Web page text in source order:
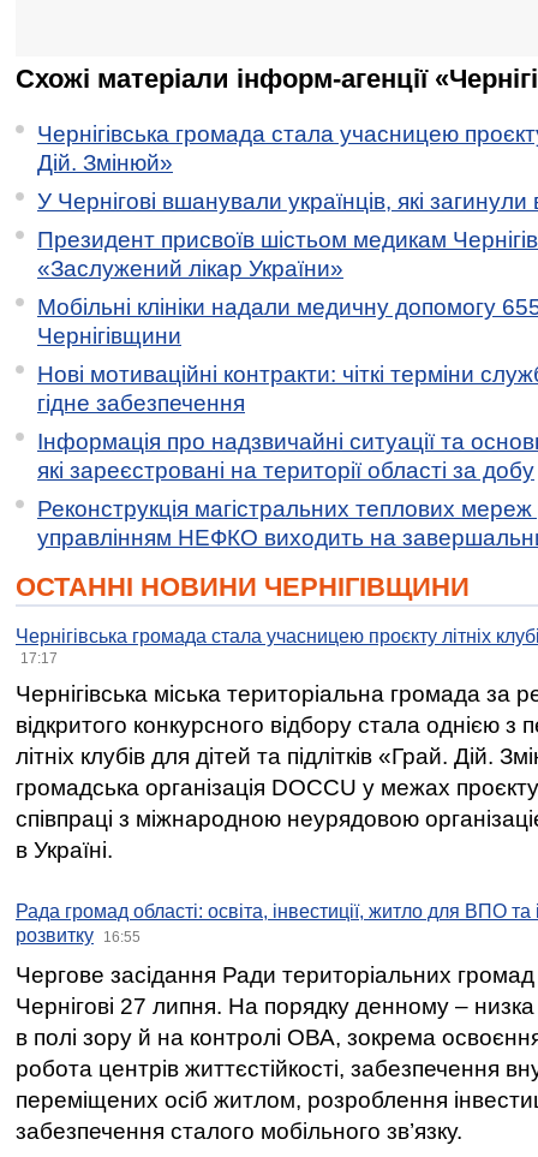
Схожі матеріали інформ-агенції
Чернігівська громада стала учасницею
Дій. Змінюй»
У Чернігові вшанували українців, які загинули
Президент присвоїв шістьом медикам
«Заслужений лікар України»
Мобільні клініки надали медичну допомогу
Чернігівщини
Нові мотиваційні контракти: чіткі терміни
гідне забезпечення
Інформація про надзвичайні ситуації та
які зареєстровані на території області за добу
Реконструкція магістральних теплових мереж
управлінням НЕФКО виходить на
ОСТАННІ НОВИНИ ЧЕРНІГІВЩИНИ
Чернігівська громада стала учасницею проєкту літніх
17:17
Чернігівська міська територіальна громада за
відкритого конкурсного відбору стала однією
літніх клубів для дітей та підлітків «Грай. Дій.
громадська організація DOCCU у межах
співпраці з міжнародною неурядовою
в Україні.
Рада громад області: освіта, інвестиції, житло для ВПО
розвитку
16:55
Чергове засідання Ради територіальних громад
Чернігові 27 липня. На порядку денному –
в полі зору й на контролі ОВА, зокрема освоєння
робота центрів життєстійкості, забезпечення
переміщених осіб житлом, розроблення
забезпечення сталого мобільного зв’язку.